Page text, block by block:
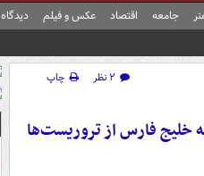
جامعه اقتصاد عکس و فیلم دیدگاه
۲ نظر
چاپ
فارس از تروریست‌ها